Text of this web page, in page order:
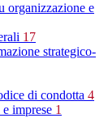
organizzazione e
17
strategico-
di condotta 4
imprese 1